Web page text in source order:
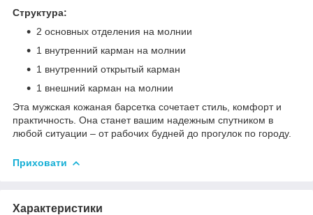
Структура:
2 основных отделения на молнии
1 внутренний карман на молнии
1 внутренний открытый карман
1 внешний карман на молнии
Эта мужская кожаная барсетка сочетает стиль, комфорт и
практичность. Она станет вашим надежным спутником в
любой ситуации – от рабочих будней до прогулок по городу.
Приховати
Характеристики